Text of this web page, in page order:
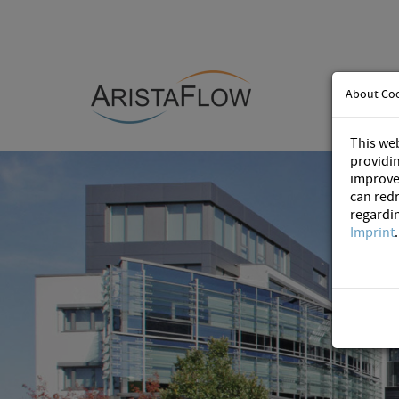
About
This
can
Imprint.